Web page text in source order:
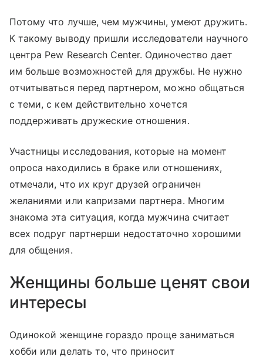
Потому что лучше, чем мужчины, умеют дружить.
К такому выводу пришли исследователи научного
центра Pew Research Center. Одиночество дает
им больше возможностей для дружбы. Не нужно
отчитываться перед партнером, можно общаться
с теми, с кем действительно хочется
поддерживать дружеские отношения.
Участницы исследования, которые на момент
опроса находились в браке или отношениях,
отмечали, что их круг друзей ограничен
желаниями или капризами партнера. Многим
знакома эта ситуация, когда мужчина считает
всех подруг партнерши недостаточно хорошими
для общения.
Женщины больше ценят свои
интересы
Одинокой женщине гораздо проще заниматься
хобби или делать то, что приносит